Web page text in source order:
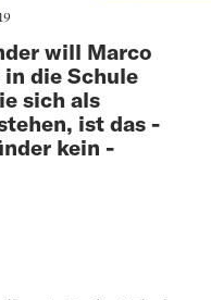
­will Marco
die Schule
sich als
ist das
kein